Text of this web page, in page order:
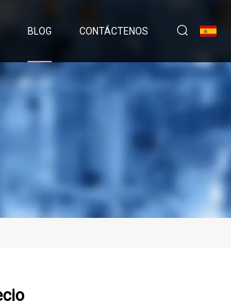
BLOG CONTÁCTENOS